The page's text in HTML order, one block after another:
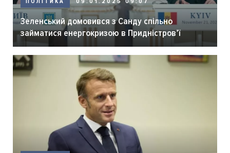
Зеленський домовився з Санду спільно
займатися енергокризою в Придністровʼї